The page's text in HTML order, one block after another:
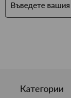
Категории